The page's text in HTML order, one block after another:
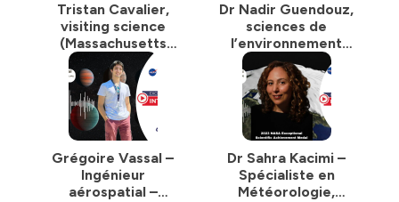
Tristan Cavalier,
visiting science
(Massachusetts
Institute of
Technology (MIT)
Dr Nadir Guendouz,
sciences de
l’environnement
(CNES/LATMOS)
Grégoire Vassal –
Ingénieur
aérospatial –
Dr Sahra Kacimi –
Spécialiste en
Météorologie,